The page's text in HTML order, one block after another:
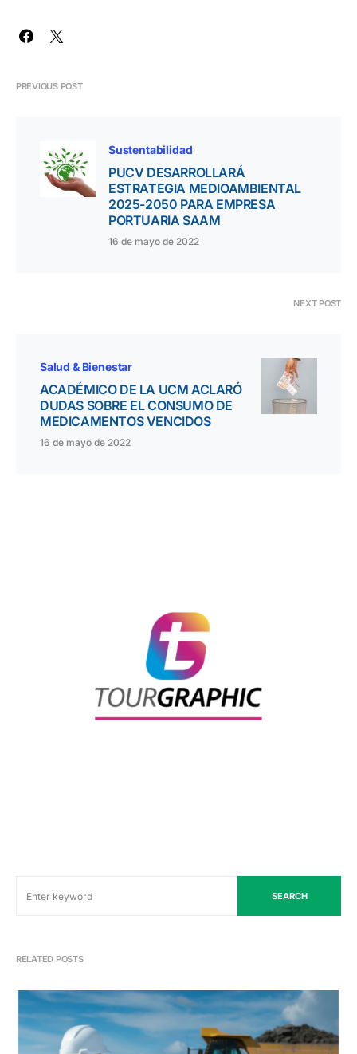
PREVIOUS POST
Sustentabilidad
PUCV DESARROLLARÁ
ESTRATEGIA MEDIOAMBIENTAL
2025-2050 PARA EMPRESA
PORTUARIA SAAM
16 de mayo de 2022
NEXT POST
Salud & Bienestar
ACADÉMICO DE LA UCM ACLARÓ
DUDAS SOBRE EL CONSUMO DE
MEDICAMENTOS VENCIDOS
16 de mayo de 2022
SEARCH
RELATED POSTS